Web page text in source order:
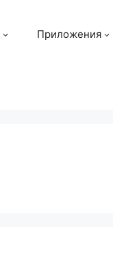
Приложения